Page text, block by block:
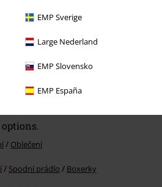
EMP Sverige
Large Nederland
EMP Slovensko
EMP España
Oblečení
Spodní prádlo Boxerky